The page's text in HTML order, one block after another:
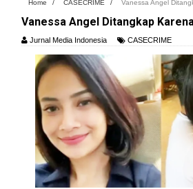
Home / CASECRIME / Vanessa Angel
Vanessa Angel Ditangkap
Jurnal Media Indonesia CASECRIME